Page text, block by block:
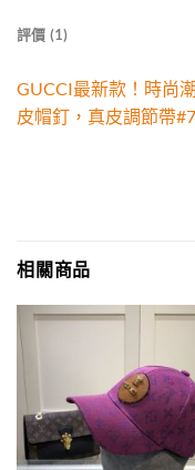
評價 (1)
GUCCI最新款！時尚
皮帽釘，真皮調節帶
相關商品